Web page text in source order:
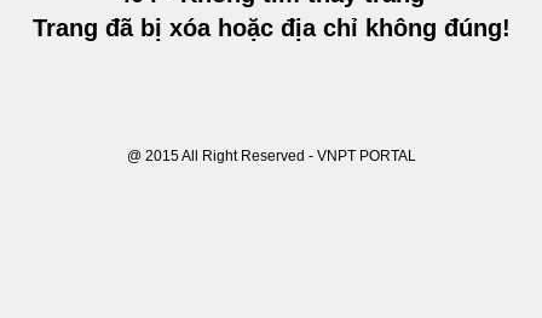
Trang đã bị xóa hoặc địa chỉ không đúng!
@ 2015 All Right Reserved - VNPT PORTAL